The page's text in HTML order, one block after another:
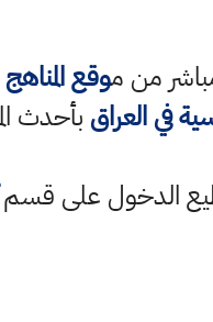
من موقع
في العراق بأحدث
الدخول على